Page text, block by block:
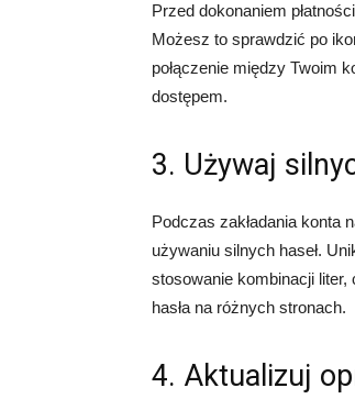
Przed dokonaniem
Możesz to sprawdzić po
połączenie między Twoim
dostępem.
3. Używaj
Podczas zakładania konta
używaniu silnych haseł.
stosowanie kombinacji
hasła na różnych stronach.
4. Aktualizuj